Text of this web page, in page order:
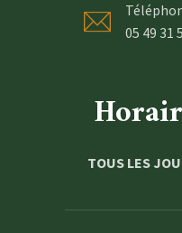
05 49 31
TOUS LES